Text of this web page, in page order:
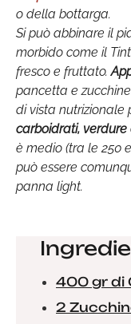
o della bottarga.
Si può abbinare il
morbido come il
fresco e fruttato.
pancetta e
di vista nutrizionale
carboidrati,
è medio (tra le 250
può essere
panna light.
400 gr di
2